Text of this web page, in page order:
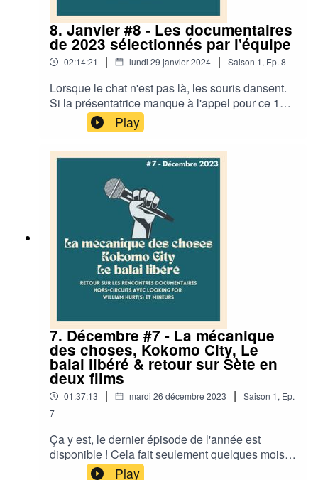
8. Janvier #8 - Les documentaires
de 2023 sélectionnés par l'équipe
02:14:21 | lundi 29 janvier 2024 | Saison 1, Ep. 8
Lorsque le chat n'est pas là, les souris dansent.
Si la présentatrice manque à l'appel pour ce 1er
épisode de l'année, on peut toujours compter sur
le reste de l'équipe pour revenir sur une sélection
de documentaires sortis durant l'année
2023.Bonne écoute !· CHAPITRAGE ·00:02:52 :
Toute la beauté et le sang versé de Laura
Poitras00:28:32 : De Humani Corporis Fabrica
de Lucien Castaing-Taylor et Verena
Paravel00:50:58 : Paradis d'Alexander
Abaturov01:11:15 : Ascension de Jessica
Kingdon01:39:36 : Scala !!! de Jane Giles et Ali
Catterall· RETROUVEZ L'ÉQUIPE DE
DOCUMENTONS ·Documentons : Twitter /
InstagramMargaux : Twitter /InstagramThierry :
Twitter / Instagram
Play
7. Décembre #7 - La mécanique
des choses, Kokomo City, Le
balai libéré & retour sur Sète en
deux films
01:37:13 | mardi 26 décembre 2023 | Saison 1, Ep.
7
Ça y est, le dernier épisode de l'année est
disponible ! Cela fait seulement quelques mois
qu'on a lancé ce podcast et on a déjà hâte de
Play